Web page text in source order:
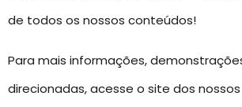
de todos os nossos conteúdos!
Para mais informações,
direcionadas, acesse o site dos